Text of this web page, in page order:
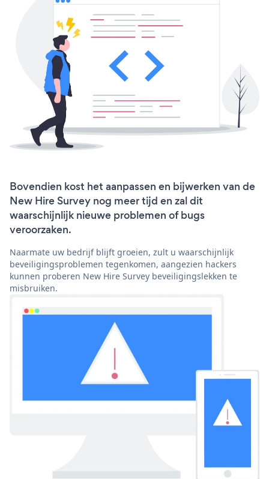
Bovendien kost het aanpassen en bijwerken van de
New Hire Survey nog meer tijd en zal dit
waarschijnlijk nieuwe problemen of bugs
veroorzaken.
Naarmate uw bedrijf blijft groeien, zult u waarschijnlijk
beveiligingsproblemen tegenkomen, aangezien hackers
kunnen proberen New Hire Survey beveiligingslekken te
misbruiken.